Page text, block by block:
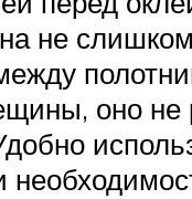
не
оно не